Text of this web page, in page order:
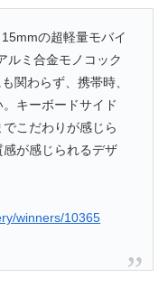
の超軽量モバイ
ルミ合金モノコック
関わらず、携帯時、
キーボードサイド
こだわりが感じら
が感じられるデザ
winners/10365